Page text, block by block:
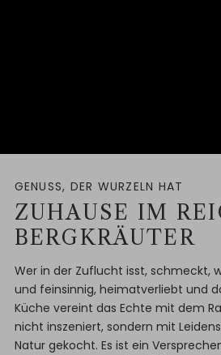
GENUSS, DER WURZELN HAT
ZUHAUSE IM
BERGKRÄUTER
Wer in der Zuflucht isst, schmeckt,
und feinsinnig, heimatverliebt und
Küche vereint das Echte mit dem
nicht inszeniert, sondern mit
Natur gekocht. Es ist ein